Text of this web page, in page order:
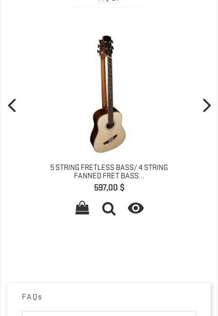
5 STRING FRETLESS BASS/ 4 STRING
FANNED FRET BASS...
Giá
597,00 $

FAQs